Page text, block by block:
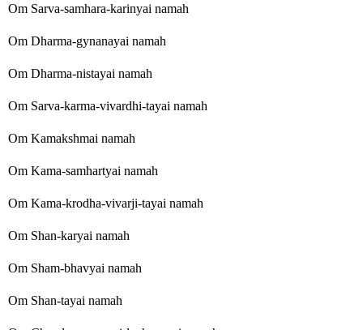
Om Sarva-samhara-karinyai namah
Om Dharma-gynanayai namah
Om Dharma-nistayai namah
Om Sarva-karma-vivardhi-tayai namah
Om Kamakshmai namah
Om Kama-samhartyai namah
Om Kama-krodha-vivarji-tayai namah
Om Shan-karyai namah
Om Sham-bhavyai namah
Om Shan-tayai namah